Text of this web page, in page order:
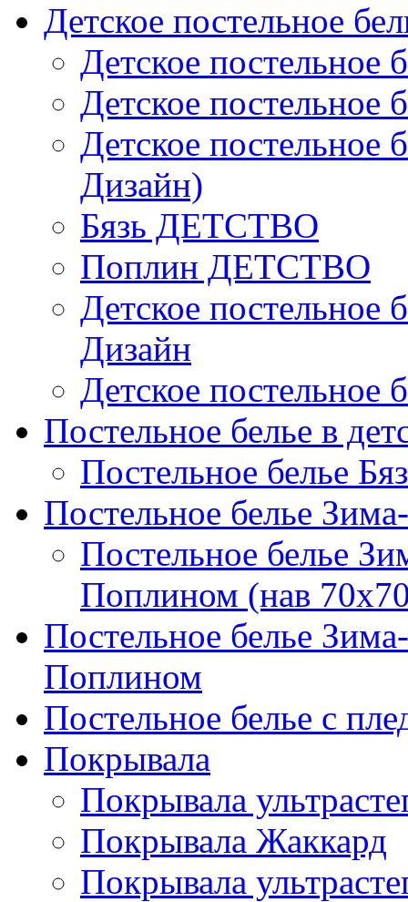
Детское постельное
Детское постельное
Детское постельное
Детское
Дизайн)
Бязь ДЕТСТВО
Поплин ДЕТСТВО
Детское постельное
Дизайн
Детское постельное
Постельное белье в
Постельное белье
Постельное белье
Постельное белье
Поплином (нав
Постельное белье
Поплином
Постельное белье с
Покрывала
Покрывала
Покрывала Жаккард
Покрывала